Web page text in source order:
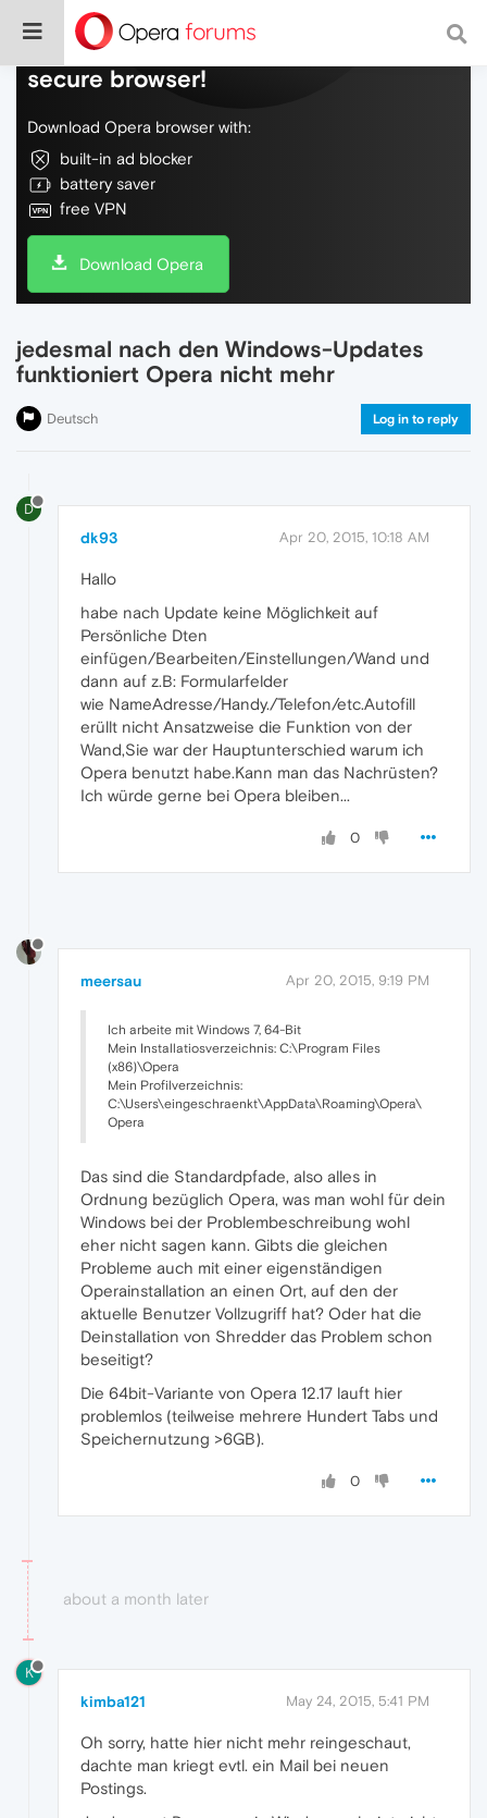
Do more on the web, with a fast and
secure browser!
Download Opera browser with:
built-in ad blocker
battery saver
free VPN
Download Opera
jedesmal nach den Windows-Updates
funktioniert Opera nicht mehr
Deutsch Log in to reply
D
dk93 Apr 20, 2015, 10:18 AM
Hallo
habe nach Update keine Möglichkeit auf
Persönliche Dten
einfügen/Bearbeiten/Einstellungen/Wand und
dann auf z.B: Formularfelder
wie NameAdresse/Handy./Telefon/etc.Autofill
erüllt nicht Ansatzweise die Funktion von der
Wand,Sie war der Hauptunterschied warum ich
Opera benutzt habe.Kann man das Nachrüsten?
Ich würde gerne bei Opera bleiben...
0
meersau Apr 20, 2015, 9:19 PM
Ich arbeite mit Windows 7, 64-Bit
Mein Installatiosverzeichnis: C:\Program Files
(x86)\Opera
Mein Profilverzeichnis:
C:\Users\eingeschraenkt\AppData\Roaming\Opera\
Opera
Das sind die Standardpfade, also alles in
Ordnung bezüglich Opera, was man wohl für dein
Windows bei der Problembeschreibung wohl
eher nicht sagen kann. Gibts die gleichen
Probleme auch mit einer eigenständigen
Operainstallation an einen Ort, auf den der
aktuelle Benutzer Vollzugriff hat? Oder hat die
Deinstallation von Shredder das Problem schon
beseitigt?
Die 64bit-Variante von Opera 12.17 lauft hier
problemlos (teilweise mehrere Hundert Tabs und
Speichernutzung >6GB).
0
about a month later
K
kimba121 May 24, 2015, 5:41 PM
Oh sorry, hatte hier nicht mehr reingeschaut,
dachte man kriegt evtl. ein Mail bei neuen
Postings.